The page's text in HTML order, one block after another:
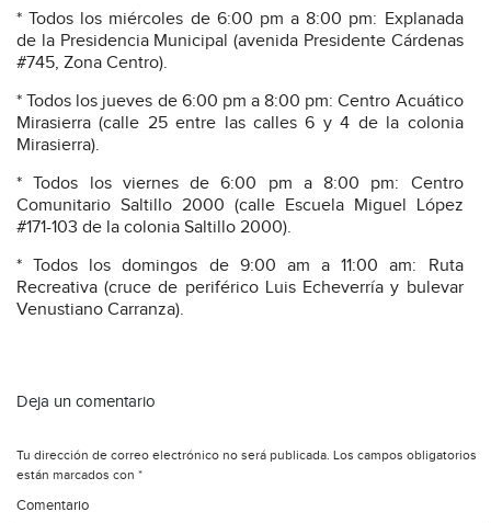
* Todos los miércoles de 6:00 pm a 8:00 pm: Explanada
de la Presidencia Municipal (avenida Presidente Cárdenas
#745, Zona Centro).
* Todos los jueves de 6:00 pm a 8:00 pm: Centro Acuático
Mirasierra (calle 25 entre las calles 6 y 4 de la colonia
Mirasierra).
* Todos los viernes de 6:00 pm a 8:00 pm: Centro
Comunitario Saltillo 2000 (calle Escuela Miguel López
#171-103 de la colonia Saltillo 2000).
* Todos los domingos de 9:00 am a 11:00 am: Ruta
Recreativa (cruce de periférico Luis Echeverría y bulevar
Venustiano Carranza).
Deja un comentario
Tu dirección de correo electrónico no será publicada. Los campos obligatorios
están marcados con *
Comentario